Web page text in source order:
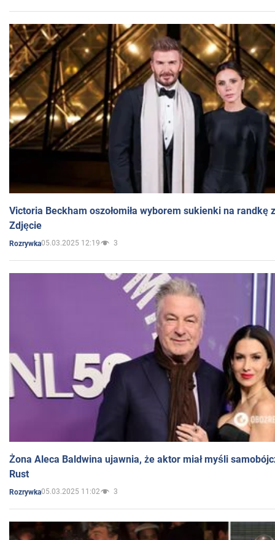
Victoria Beckham oszołomiła wyborem sukienki na randkę
Zdjęcie
Rozrywka05.03.2025 12:19 3
Żona Aleca Baldwina ujawnia, że aktor miał myśli
Rust
Rozrywka05.03.2025 11:02 3